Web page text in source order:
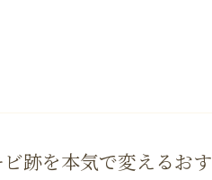
ビ跡を本気で変えるお